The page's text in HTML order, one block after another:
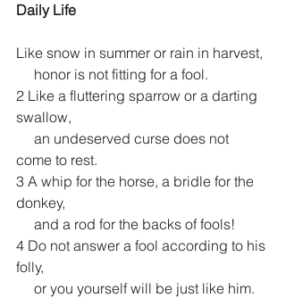
Daily Life
Like snow in summer or rain in harvest,
     honor is not fitting for a fool.
2 Like a fluttering sparrow or a darting
swallow,
come to rest.
3 A whip for the horse, a bridle for the
donkey,
     and a rod for the backs of fools!
4 Do not answer a fool according to his
folly,
     or you yourself will be just like him.